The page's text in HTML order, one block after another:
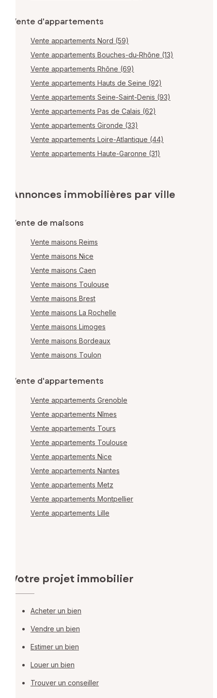
Vente d'appartements
Vente appartements Nord (59)
Vente appartements Bouches-du-Rhône (13)
Vente appartements Rhône (69)
Vente appartements Hauts de Seine (92)
Vente appartements Seine-Saint-Denis (93)
Vente appartements Pas de Calais (62)
Vente appartements Gironde (33)
Vente appartements Loire-Atlantique (44)
Vente appartements Haute-Garonne (31)
Annonces immobilières par ville
Vente de maisons
Vente maisons Reims
Vente maisons Nice
Vente maisons Caen
Vente maisons Toulouse
Vente maisons Brest
Vente maisons La Rochelle
Vente maisons Limoges
Vente maisons Bordeaux
Vente maisons Toulon
Vente d'appartements
Vente appartements Grenoble
Vente appartements Nîmes
Vente appartements Tours
Vente appartements Toulouse
Vente appartements Nice
Vente appartements Nantes
Vente appartements Metz
Vente appartements Montpellier
Vente appartements Lille
Votre projet immobilier
Acheter un bien
Vendre un bien
Estimer un bien
Louer un bien
Trouver un conseiller